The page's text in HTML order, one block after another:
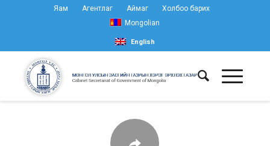
Яам Агентлаг Аймаг
Холбоо барих
Mongolian
English